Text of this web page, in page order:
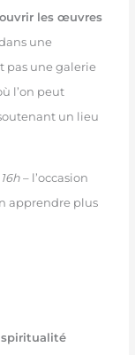
les œuvres
une
pas une galerie
l’on peut
un lieu
– l’occasion
apprendre plus